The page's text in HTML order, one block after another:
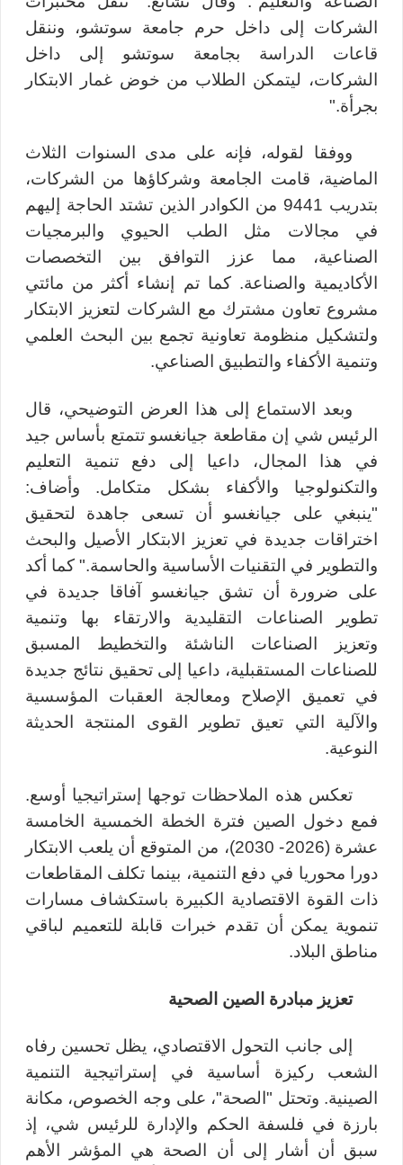
الشركات إلى داخل حرم جامعة سوتشو، وننقل
قاعات الدراسة بجامعة سوتشو إلى داخل
الشركات، ليتمكن الطلاب من خوض غمار الابتكار
بجرأة."
ووفقا لقوله، فإنه على مدى السنوات الثلاث
الماضية، قامت الجامعة وشركاؤها من الشركات،
بتدريب 9441 من الكوادر الذين تشتد الحاجة إليهم
في مجالات مثل الطب الحيوي والبرمجيات
الصناعية، مما عزز التوافق بين التخصصات
الأكاديمية والصناعة. كما تم إنشاء أكثر من مائتي
مشروع تعاون مشترك مع الشركات لتعزيز الابتكار
ولتشكيل منظومة تعاونية تجمع بين البحث العلمي
وتنمية الأكفاء والتطبيق الصناعي.
وبعد الاستماع إلى هذا العرض التوضيحي، قال
الرئيس شي إن مقاطعة جيانغسو تتمتع بأساس جيد
في هذا المجال، داعيا إلى دفع تنمية التعليم
والتكنولوجيا والأكفاء بشكل متكامل. وأضاف:
"ينبغي على جيانغسو أن تسعى جاهدة لتحقيق
اختراقات جديدة في تعزيز الابتكار الأصيل والبحث
والتطوير في التقنيات الأساسية والحاسمة." كما أكد
على ضرورة أن تشق جيانغسو آفاقا جديدة في
تطوير الصناعات التقليدية والارتقاء بها وتنمية
وتعزيز الصناعات الناشئة والتخطيط المسبق
للصناعات المستقبلية، داعيا إلى تحقيق نتائج جديدة
في تعميق الإصلاح ومعالجة العقبات المؤسسية
والآلية التي تعيق تطوير القوى المنتجة الحديثة
النوعية.
تعكس هذه الملاحظات توجها إستراتيجيا أوسع.
فمع دخول الصين فترة الخطة الخمسية الخامسة
عشرة (2026- 2030)، من المتوقع أن يلعب الابتكار
دورا محوريا في دفع التنمية، بينما تكلف المقاطعات
ذات القوة الاقتصادية الكبيرة باستكشاف مسارات
تنموية يمكن أن تقدم خبرات قابلة للتعميم لباقي
مناطق البلاد.
تعزيز مبادرة الصين الصحية
إلى جانب التحول الاقتصادي، يظل تحسين رفاه
الشعب ركيزة أساسية في إستراتيجية التنمية
الصينية. وتحتل "الصحة"، على وجه الخصوص، مكانة
بارزة في فلسفة الحكم والإدارة للرئيس شي، إذ
سبق أن أشار إلى أن الصحة هي المؤشر الأهم